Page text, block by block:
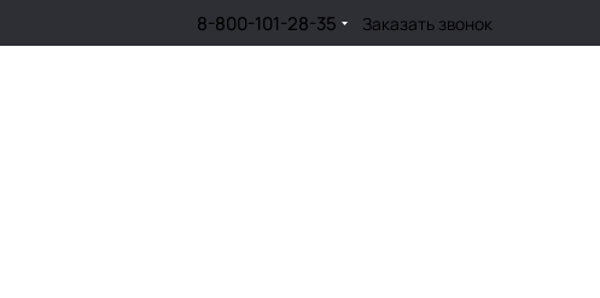
8-800-101-28-35 Заказать звонок